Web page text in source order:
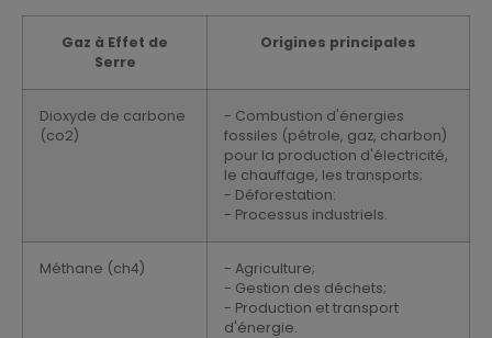
Gaz à Effet de
Serre
Origines principales
Dioxyde de carbone
(co2)
- Combustion d'énergies
fossiles (pétrole, gaz, charbon)
pour la production d'électricité,
le chauffage, les transports;
- Déforestation:
- Processus industriels.
Méthane (ch4)
- Agriculture;
- Gestion des déchets;
- Production et transport
d'énergie.